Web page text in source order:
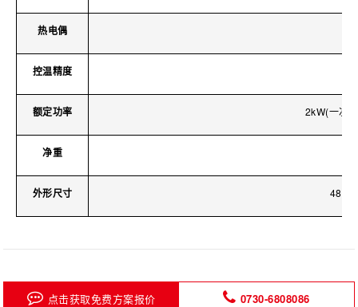
热电偶
控温精度
额定功率 2kW(一次
净重
外形尺寸
点击获取免费方案报价 0730-6808086